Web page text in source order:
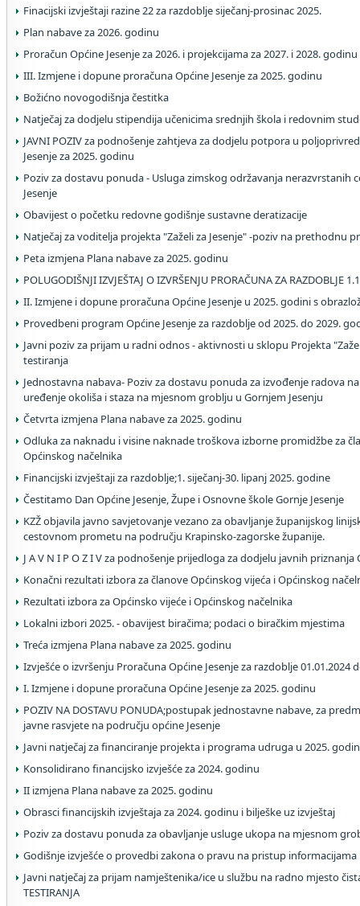
Finacijski izvještaji razine 22 za razdoblje siječanj-prosinac 2025.
Plan nabave za 2026. godinu
Proračun Općine Jesenje za 2026. i projekcijama za 2027. i 2028. godinu
III. Izmjene i dopune proračuna Općine Jesenje za 2025. godinu
Božićno novogodišnja čestitka
Natječaj za dodjelu stipendija učenicima srednjih škola i redovnim
JAVNI POZIV za podnošenje zahtjeva za dodjelu potpora u
Jesenje za 2025. godinu
Poziv za dostavu ponuda - Usluga zimskog održavanja nerazvrstanih
Jesenje
Obavijest o početku redovne godišnje sustavne deratizacije
Natječaj za voditelja projekta "Zaželi za Jesenje" -poziv na prethodnu
Peta izmjena Plana nabave za 2025. godinu
POLUGODIŠNJI IZVJEŠTAJ O IZVRŠENJU PRORAČUNA ZA RAZDOBLJE
II. Izmjene i dopune proračuna Općine Jesenje u 2025. godini s
Provedbeni program Općine Jesenje za razdoblje od 2025. do 2029.
Javni poziv za prijam u radni odnos - aktivnosti u sklopu Projekta
testiranja
Jednostavna nabava- Poziv za dostavu ponuda za izvođenje radova
uređenje okoliša i staza na mjesnom groblju u Gornjem Jesenju
Četvrta izmjena Plana nabave za 2025. godinu
Odluka za naknadu i visine naknade troškova izborne promidžbe za
Općinskog načelnika
Financijski izvještaji za razdoblje;1. siječanj-30. lipanj 2025. godine
Čestitamo Dan Općine Jesenje, Župe i Osnovne škole Gornje Jesenje
KZŽ objavila javno savjetovanje vezano za obavljanje županijskog
cestovnom prometu na području Krapinsko-zagorske županije.
J A V N I P O Z I V za podnošenje prijedloga za dodjelu javnih priznanja
Konačni rezultati izbora za članove Općinskog vijeća i Općinskog
Rezultati izbora za Općinsko vijeće i Općinskog načelnika
Lokalni izbori 2025. - obavijest biračima; podaci o biračkim mjestima
Treća izmjena Plana nabave za 2025. godinu
Izvješće o izvršenju Proračuna Općine Jesenje za razdoblje 01.01.2024
I. Izmjene i dopune proračuna Općine Jesenje za 2025. godinu
POZIV NA DOSTAVU PONUDA;postupak jednostavne nabave, za
javne rasvjete na području općine Jesenje
Javni natječaj za financiranje projekta i programa udruga u 2025.
Konsolidirano financijsko izvješće za 2024. godinu
II izmjena Plana nabave za 2025. godinu
Obrasci financijskih izvještaja za 2024. godinu i bilješke uz izvještaj
Poziv za dostavu ponuda za obavljanje usluge ukopa na mjesnom
Godišnje izvješće o provedbi zakona o pravu na pristup informacijama
Javni natječaj za prijam namještenika/ice u službu na radno mjesto
TESTIRANJA